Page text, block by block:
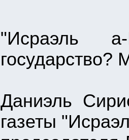
"Исраэль
государство?
Даниэль
газеты